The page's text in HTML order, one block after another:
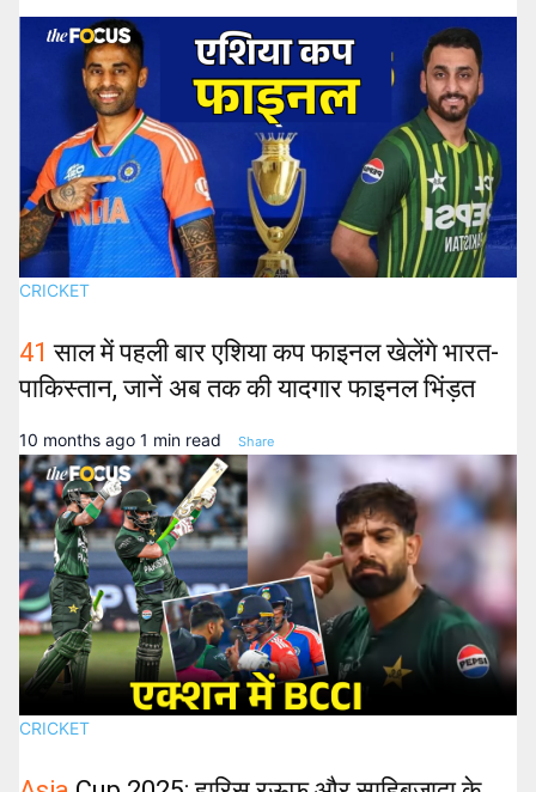
CRICKET
41 साल में पहली बार एशिया कप फाइनल खेलेंगे भारत-
पाकिस्तान, जानें अब तक की यादगार फाइनल भिंड़त
10 months ago 1 min read Share
CRICKET